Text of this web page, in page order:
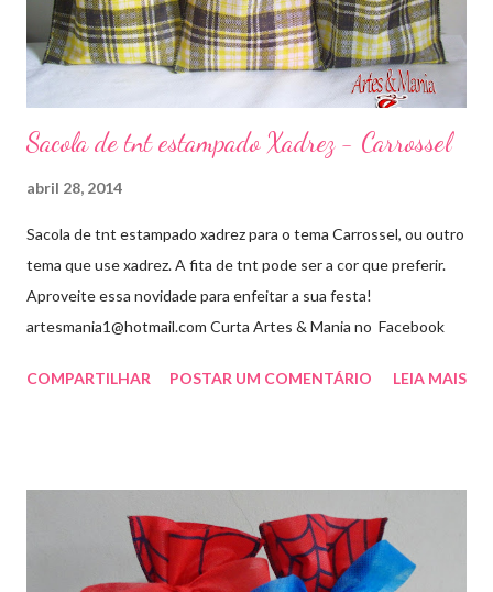
Sacola de tnt estampado Xadrez - Carrossel
abril 28, 2014
Sacola de tnt estampado xadrez para o tema Carrossel, ou outro
tema que use xadrez. A fita de tnt pode ser a cor que preferir.
Aproveite essa novidade para enfeitar a sua festa!
artesmania1@hotmail.com Curta Artes & Mania no Facebook
COMPARTILHAR POSTAR UM COMENTÁRIO LEIA MAIS